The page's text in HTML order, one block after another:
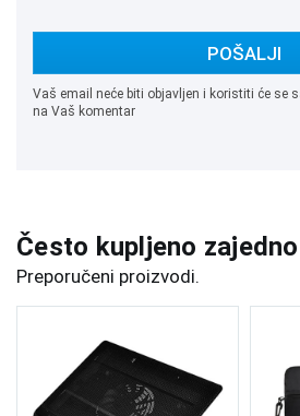
POŠALJI
Vaš email neće biti objavljen i koristiti će se
na Vaš komentar
Često kupljeno zajedno
Preporučeni proizvodi.